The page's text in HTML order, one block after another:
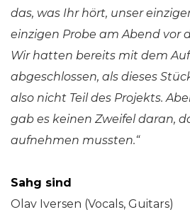
das, was Ihr hört, unser
einzigen Probe am Abend vor
Wir hatten bereits mit dem
abgeschlossen, als dieses
also nicht Teil des Projekts.
gab es keinen Zweifel daran,
aufnehmen mussten.“
Sahg sind
Olav Iversen (Vocals, Guitars)